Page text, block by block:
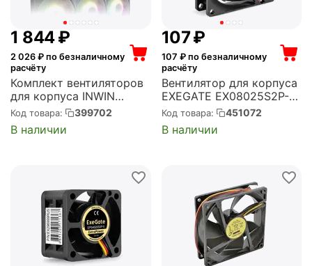
1 844₽
2 026 ₽ по безналичному
расчёту
Комплект вентиляторов
для корпуса INWIN
Mercury AM120S fan with
RGB controller Triple pack
3 шт, 120x120x20 мм,
Код товара: 399702
В наличии
‍107‍₽
107 ₽ по безналичному
расчёту
Вентилятор для корпуса
EXEGATE EX08025S2P-
24 80x80x25 мм, 2800
об/мин, 40 CFM, 28 дБ, 2
pin, 24B DC
Код товара: 451072
В наличии